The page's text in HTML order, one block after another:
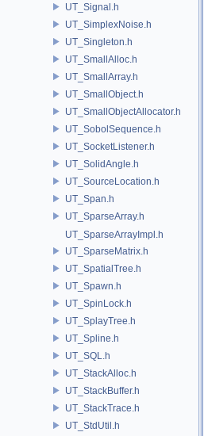
UT_Signal.h
UT_SimplexNoise.h
UT_Singleton.h
UT_SmallAlloc.h
UT_SmallArray.h
UT_SmallObject.h
UT_SmallObjectAllocator.h
UT_SobolSequence.h
UT_SocketListener.h
UT_SolidAngle.h
UT_SourceLocation.h
UT_Span.h
UT_SparseArray.h
UT_SparseArrayImpl.h
UT_SparseMatrix.h
UT_SpatialTree.h
UT_Spawn.h
UT_SpinLock.h
UT_SplayTree.h
UT_Spline.h
UT_SQL.h
UT_StackAlloc.h
UT_StackBuffer.h
UT_StackTrace.h
UT_StdUtil.h